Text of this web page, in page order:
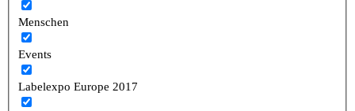
Menschen
Events
Labelexpo Europe 2017